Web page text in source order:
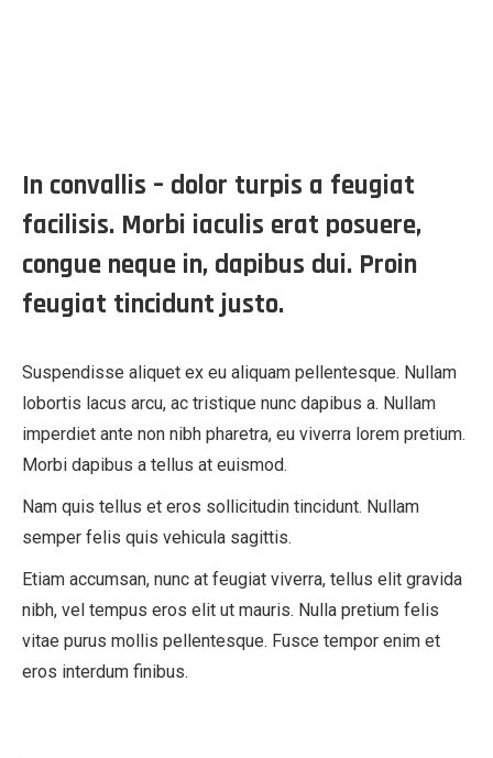
In convallis – dolor turpis a feugiat
facilisis. Morbi iaculis erat posuere,
congue neque in, dapibus dui. Proin
feugiat tincidunt justo.
Suspendisse aliquet ex eu aliquam pellentesque. Nullam
lobortis lacus arcu, ac tristique nunc dapibus a. Nullam
imperdiet ante non nibh pharetra, eu viverra lorem pretium.
Morbi dapibus a tellus at euismod.
Nam quis tellus et eros sollicitudin tincidunt. Nullam
semper felis quis vehicula sagittis.
Etiam accumsan, nunc at feugiat viverra, tellus elit gravida
nibh, vel tempus eros elit ut mauris. Nulla pretium felis
vitae purus mollis pellentesque. Fusce tempor enim et
eros interdum finibus.